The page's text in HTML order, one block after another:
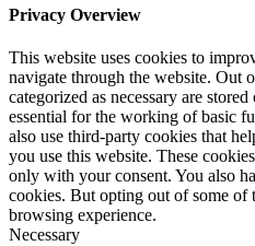
Privacy Overview
This website uses cookies to
navigate through the website. Out
categorized as necessary are
essential for the working of basic
also use third-party cookies that
you use this website. These
only with your consent. You also
cookies. But opting out of some of
browsing experience.
Necessary